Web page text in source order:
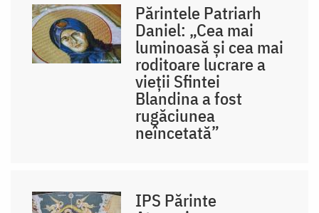
Părintele Patriarh
Daniel: „Cea mai
luminoasă și cea mai
roditoare lucrare a
vieții Sfintei
Blandina a fost
rugăciunea
neîncetată”
IPS Părinte